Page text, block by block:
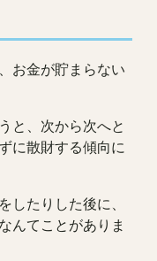
お金が貯まらない
と、次から次へと
に散財する傾向に
したりした後に、
んてことがありま